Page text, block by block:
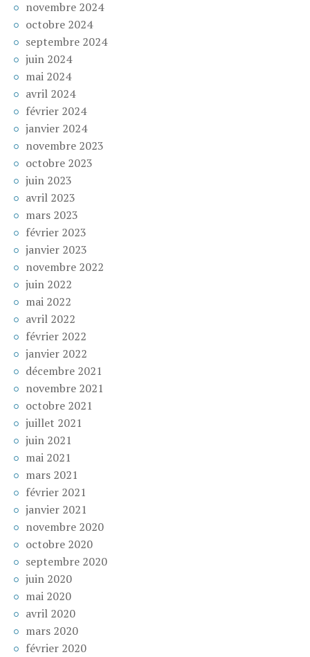
novembre 2024
octobre 2024
septembre 2024
juin 2024
mai 2024
avril 2024
février 2024
janvier 2024
novembre 2023
octobre 2023
juin 2023
avril 2023
mars 2023
février 2023
janvier 2023
novembre 2022
juin 2022
mai 2022
avril 2022
février 2022
janvier 2022
décembre 2021
novembre 2021
octobre 2021
juillet 2021
juin 2021
mai 2021
mars 2021
février 2021
janvier 2021
novembre 2020
octobre 2020
septembre 2020
juin 2020
mai 2020
avril 2020
mars 2020
février 2020